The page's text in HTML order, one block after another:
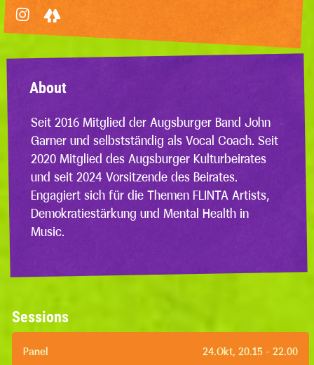
About
Seit 2016 Mitglied der Augsburger Band John
Garner und selbstständig als Vocal Coach. Seit
2020 Mitglied des Augsburger Kulturbeirates
und seit 2024 Vorsitzende des Beirates.
Engagiert sich für die Themen FLINTA Artists,
Demokratiestärkung und Mental Health in
Music.
Sessions
Panel 24.Okt, 20.15 - 22.00